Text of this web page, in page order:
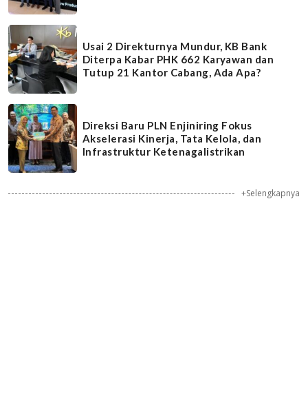
Usai 2 Direkturnya Mundur, KB Bank
Diterpa Kabar PHK 662 Karyawan dan
Tutup 21 Kantor Cabang, Ada Apa?
Direksi Baru PLN Enjiniring Fokus
Akselerasi Kinerja, Tata Kelola, dan
Infrastruktur Ketenagalistrikan
+Selengkapnya